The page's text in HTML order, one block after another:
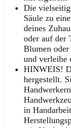
Die
Säule zu
deines
oder auf der
Blumen oder
und verleihe
HINWEIS!
hergestellt.
in